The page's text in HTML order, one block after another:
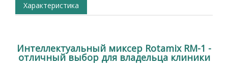
Характеристика
Интеллектуальный миксер Rotamix RM-1 -
отличный выбор для владельца клиники